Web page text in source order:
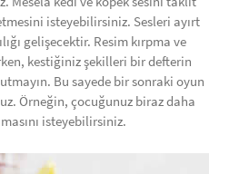
isteyebilirsiniz. Sesleri ayırt
gelişecektir. Resim kırpma ve
kestiğiniz şekilleri bir defterin
Bu sayede bir sonraki oyun
Örneğin, çocuğunuz biraz daha
isteyebilirsiniz.